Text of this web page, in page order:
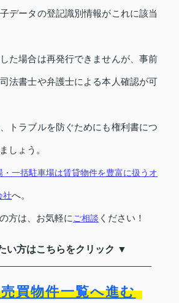
データの登記識別情報がこれに該当
た場合は再発行できませんが、事前
法書士や弁護士による本人確認が可
トラブルを防ぐためにも権利書につ
しょう。
一括駐車場は賃貸物件を豊富に扱う オ
社へ。
方は、お気軽にご相談 ください！
い方はこちらをクリック ▼
買物件一覧へ進む